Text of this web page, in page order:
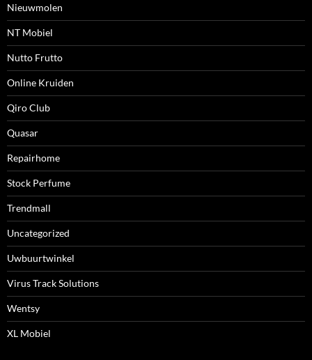
Nieuwmolen
NT Mobiel
Nutto Frutto
Online Kruiden
Qiro Club
Quasar
Repairhome
Stock Perfume
Trendmall
Uncategorized
Uwbuurtwinkel
Virus Track Solutions
Wentsy
XL Mobiel